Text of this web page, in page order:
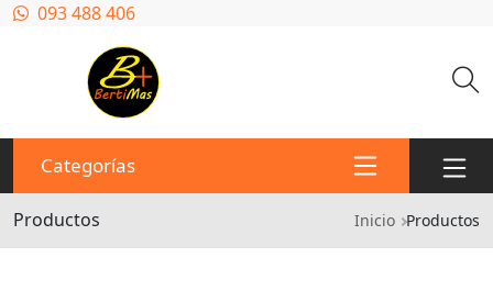
Pasar al contenido principal
093 488 406
Categorías
Productos Ruta de
Inicio Productos